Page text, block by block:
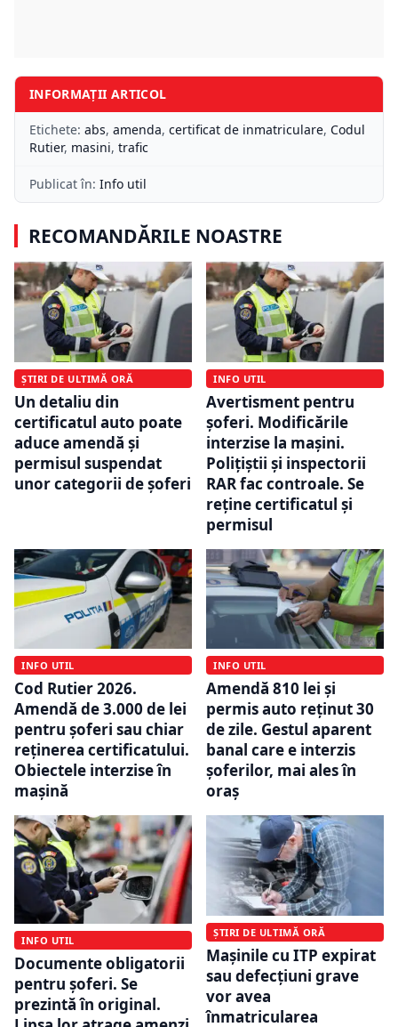
INFORMAȚII ARTICOL
Etichete: abs, amenda, certificat de inmatriculare, Codul
Rutier, masini, trafic
Publicat în: Info util
RECOMANDĂRILE NOASTRE
ȘTIRI DE ULTIMĂ ORĂ
Un detaliu din
certificatul auto poate
aduce amendă și
permisul suspendat
unor categorii de șoferi
INFO UTIL
Avertisment pentru
șoferi. Modificările
interzise la mașini.
Polițiștii și inspectorii
RAR fac controale. Se
reține certificatul și
permisul
INFO UTIL
Cod Rutier 2026.
Amendă de 3.000 de lei
pentru șoferi sau chiar
reținerea certificatului.
Obiectele interzise în
mașină
INFO UTIL
Amendă 810 lei și
permis auto reținut 30
de zile. Gestul aparent
banal care e interzis
șoferilor, mai ales în
oraș
INFO UTIL
Documente obligatorii
pentru șoferi. Se
prezintă în original.
ȘTIRI DE ULTIMĂ ORĂ
Mașinile cu ITP expirat
sau defecțiuni grave
vor avea
înmatricularea